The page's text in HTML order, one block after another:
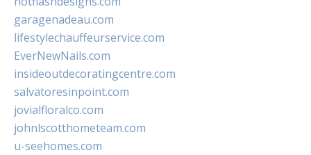
garagenadeau.com
lifestylechauffeurservice.com
EverNewNails.com
insideoutdecoratingcentre.com
salvatoresinpoint.com
jovialfloralco.com
johnlscotthometeam.com
u-seehomes.com